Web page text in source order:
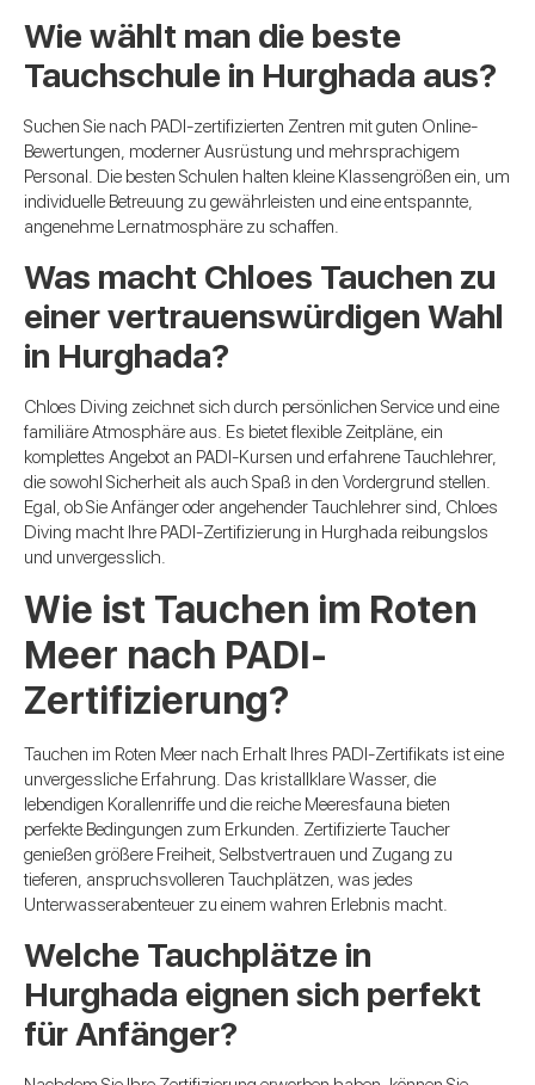
Wie wählt man die beste
Tauchschule in Hurghada aus?
Suchen Sie nach PADI-zertifizierten Zentren mit guten Online-
Bewertungen, moderner Ausrüstung und mehrsprachigem
Personal. Die besten Schulen halten kleine Klassengrößen ein, um
individuelle Betreuung zu gewährleisten und eine entspannte,
angenehme Lernatmosphäre zu schaffen.
Was macht Chloes Tauchen zu
einer vertrauenswürdigen Wahl
in Hurghada?
Chloes Diving zeichnet sich durch persönlichen Service und eine
familiäre Atmosphäre aus. Es bietet flexible Zeitpläne, ein
komplettes Angebot an PADI-Kursen und erfahrene Tauchlehrer,
die sowohl Sicherheit als auch Spaß in den Vordergrund stellen.
Egal, ob Sie Anfänger oder angehender Tauchlehrer sind, Chloes
Diving macht Ihre PADI-Zertifizierung in Hurghada reibungslos
und unvergesslich.
Wie ist Tauchen im Roten
Meer nach PADI-
Zertifizierung?
Tauchen im Roten Meer nach Erhalt Ihres PADI-Zertifikats ist eine
unvergessliche Erfahrung. Das kristallklare Wasser, die
lebendigen Korallenriffe und die reiche Meeresfauna bieten
perfekte Bedingungen zum Erkunden. Zertifizierte Taucher
genießen größere Freiheit, Selbstvertrauen und Zugang zu
tieferen, anspruchsvolleren Tauchplätzen, was jedes
Unterwasserabenteuer zu einem wahren Erlebnis macht.
Welche Tauchplätze in
Hurghada eignen sich perfekt
für Anfänger?